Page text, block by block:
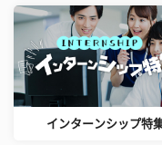
インターンシップ特